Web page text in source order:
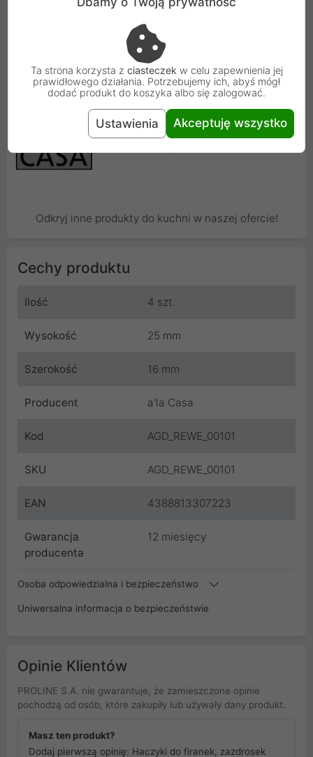
a'la Casa to marka premium
Odkryj inne produkty do kuchni w naszej ofercie!
Cechy produktu
Ilość 4 szt.
Wysokość 25 mm
Szerokość 16 mm
Producent a'la Casa
Kod AGD_REWE_00101
SKU AGD_REWE_00101
EAN 4388813307223
Gwarancja
producenta
12 miesięcy
Osoba odpowiedzialna i bezpieczeństwo
Uniwersalna informacja o bezpieczeństwie
Opinie Klientów
PROLINE S.A. nie gwarantuje, że zamieszczone opinie
pochodzą od osób, które zakupiły lub używały dany produkt.
Masz ten produkt?
Dodaj pierwszą opinię: Haczyki do firanek, zazdrosek
Ta strona korzysta z ciasteczek w celu zapewnienia jej
prawidłowego działania. Potrzebujemy ich, abyś mógł
dodać produkt do koszyka albo się zalogować.
Ustawienia Akceptuję wszystko